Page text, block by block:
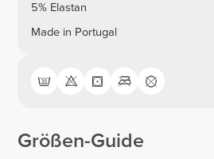
5% Elastan
Made in Portugal
Größen-Guide